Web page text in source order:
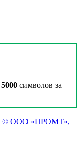
5000 символов за
© ООО «ПРОМТ»,